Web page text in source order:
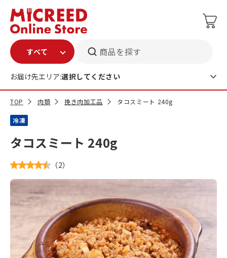
商品を探す
お届け先エリア:選択してください
TOP 肉類 挽き肉加工品 タコスミート 240g
冷凍
タコスミート 240g
（2）